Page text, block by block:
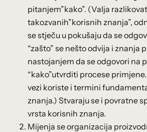
pitanjem”kako”. (Valja
takozvanih”korisnih znanja”,
se stječu u pokušaju da se
“zašto” se nešto odvija i znanja
nastojanjem da se odgovori na
“kako”utvrditi procese
vezi koriste i termini
znanja.) Stvaraju se i povratne
vrsta korisnih znanja.
Mijenja se organizacija